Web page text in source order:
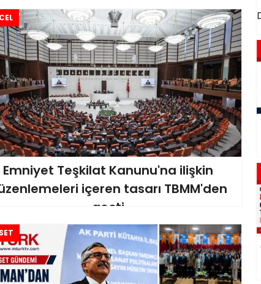
Emniyet Teşkilat Kanunu'na ilişkin
içeren tasarı TBMM'den
geçti